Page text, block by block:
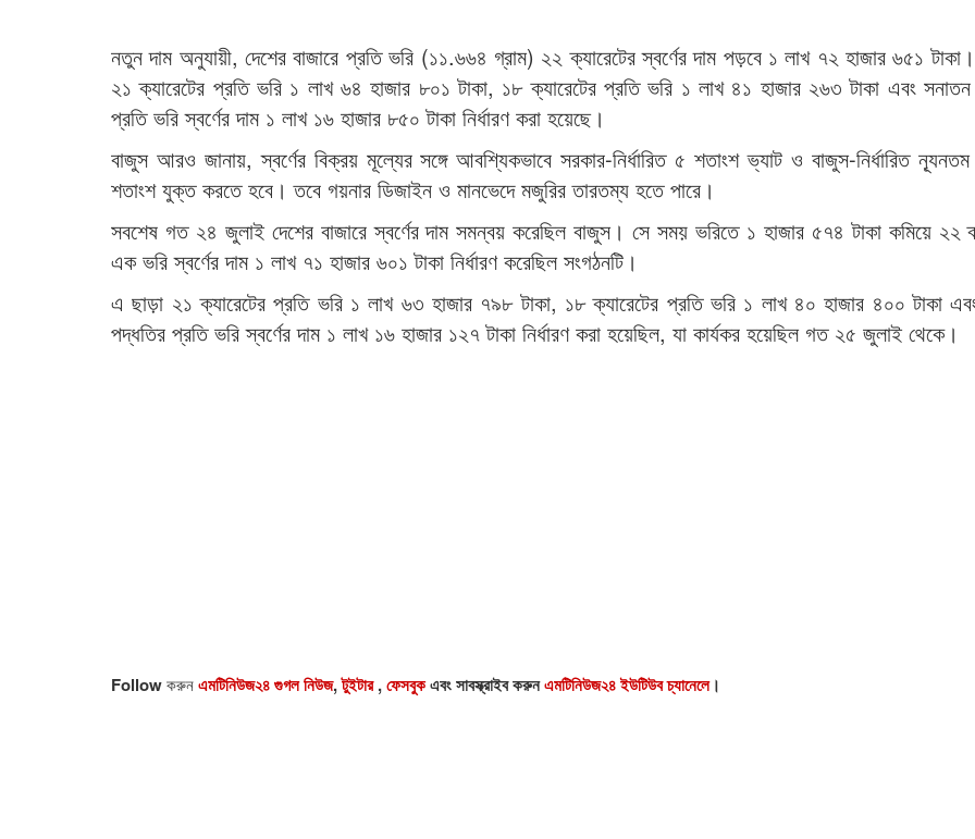
নতুন দাম অনুযায়ী, দেশের বাজারে প্রতি ভরি (১১.৬৬৪ গ্রাম) ২২ ক্যারেটের স্বর্ণের দাম পড়বে ১ লাখ ৭২ হাজার ৬৫১
২১ ক্যারেটের প্রতি ভরি ১ লাখ ৬৪ হাজার ৮০১ টাকা, ১৮ ক্যারেটের প্রতি ভরি ১ লাখ ৪১ হাজার ২৬৩ টাকা এবং
প্রতি ভরি স্বর্ণের দাম ১ লাখ ১৬ হাজার ৮৫০ টাকা নির্ধারণ করা হয়েছে।
বাজুস আরও জানায়, স্বর্ণের বিক্রয় মূল্যের সঙ্গে আবশ্যিকভাবে সরকার-নির্ধারিত ৫ শতাংশ ভ্যাট ও বাজুস-নির্ধারিত
শতাংশ যুক্ত করতে হবে। তবে গয়নার ডিজাইন ও মানভেদে মজুরির তারতম্য হতে পারে।
সবশেষ গত ২৪ জুলাই দেশের বাজারে স্বর্ণের দাম সমন্বয় করেছিল বাজুস। সে সময় ভরিতে ১ হাজার ৫৭৪ টাকা কমিয়ে ২২
এক ভরি স্বর্ণের দাম ১ লাখ ৭১ হাজার ৬০১ টাকা নির্ধারণ করেছিল সংগঠনটি।
এ ছাড়া ২১ ক্যারেটের প্রতি ভরি ১ লাখ ৬৩ হাজার ৭৯৮ টাকা, ১৮ ক্যারেটের প্রতি ভরি ১ লাখ ৪০ হাজার ৪০০ টাকা
পদ্ধতির প্রতি ভরি স্বর্ণের দাম ১ লাখ ১৬ হাজার ১২৭ টাকা নির্ধারণ করা হয়েছিল, যা কার্যকর হয়েছিল গত ২৫ জুলাই থেকে।
Followকরুনএমটিনিউজ২৪ গুগল নিউজ,টুইটার,ফেসবুকএবং সাবস্ক্রাইব করুনএমটিনিউজ২৪ ইউটিউব চ্যানেলে।